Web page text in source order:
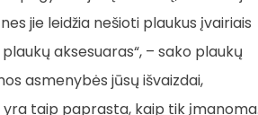
jie leidžia nešioti plaukus įvairiais
aksesuaras“, – sako plaukų
asmenybės jūsų išvaizdai,
yra taip paprasta, kaip tik įmanoma.